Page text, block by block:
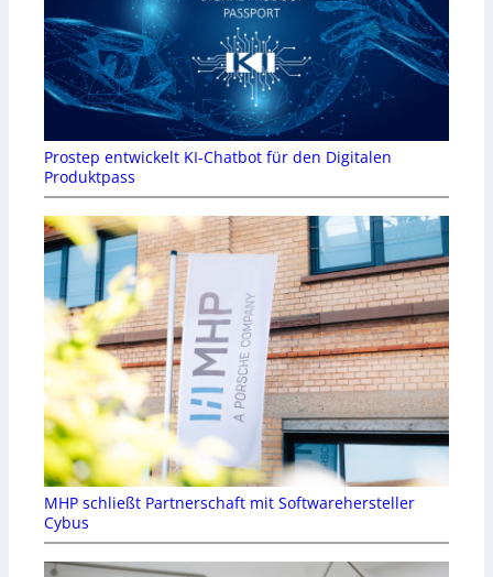
Prostep entwickelt KI-Chatbot für den Digitalen
Produktpass
MHP schließt Partnerschaft mit Softwarehersteller
Cybus